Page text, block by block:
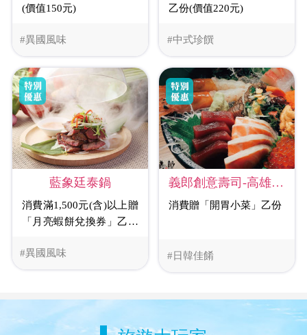
#異國風味
(價值150元)
#中式珍饌
乙份(價值220元)
#異國風味
藍象廷泰鍋
消費滿1,500元(含)以上贈
「月亮蝦餅兌換券」乙張
#日韓佳餚
義郎創意壽司-高雄忠言店
消費贈「開胃小菜」乙份